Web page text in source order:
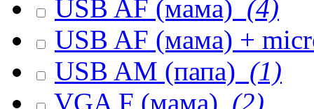
USB AF (мама) (4)
USB AF (мама) +
USB AM (папа) (1)
VGA F (мама) (2)